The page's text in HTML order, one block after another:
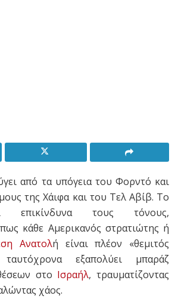
από τα υπόγεια του Φορντό και
της Χάιφα και του Τελ Αβίβ. Το
επικίνδυνα τους τόνους,
κάθε Αμερικανός στρατιώτης ή
Ανατολή είναι πλέον «θεμιτός
εξαπολύει μπαράζ
στο Ισραήλ, τραυματίζοντας
χάος.